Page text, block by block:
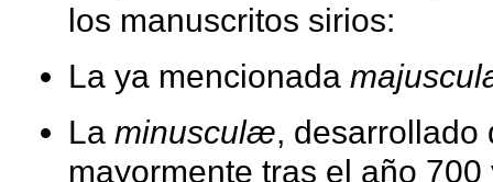
los manuscritos sirios:
La ya mencionada
La minusculæ, desarrollado
mayormente tras el año